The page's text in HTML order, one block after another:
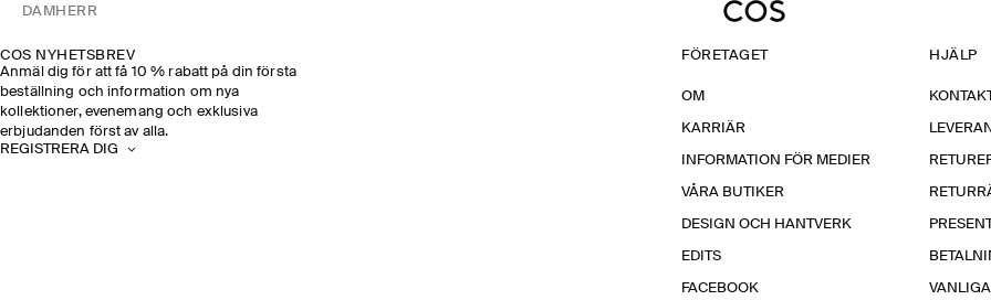
DAM HERR
COS NYHETSBREV
Anmäl dig för att få 10 % rabatt på din första
beställning och information om nya
kollektioner, evenemang och exklusiva
erbjudanden först av alla.
REGISTRERA DIG
FÖRETAGET
OM
KARRIÄR
INFORMATION FÖR MEDIER
VÅRA BUTIKER
DESIGN OCH HANTVERK
EDITS
FACEBOOK
HJÄLP